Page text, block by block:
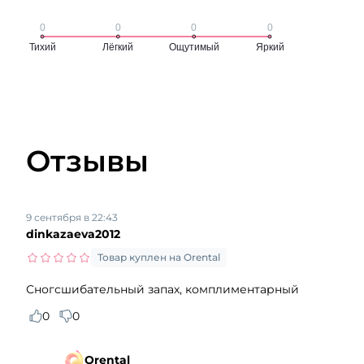
Отзывы
dinkazaeva2012
9 сентября в 22:43
Товар куплен на Orental
Сногсшибательный запах, комплиментарный
0
0
Orental